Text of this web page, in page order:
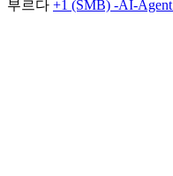
부르다 +1 (SMB) -AI-Agent